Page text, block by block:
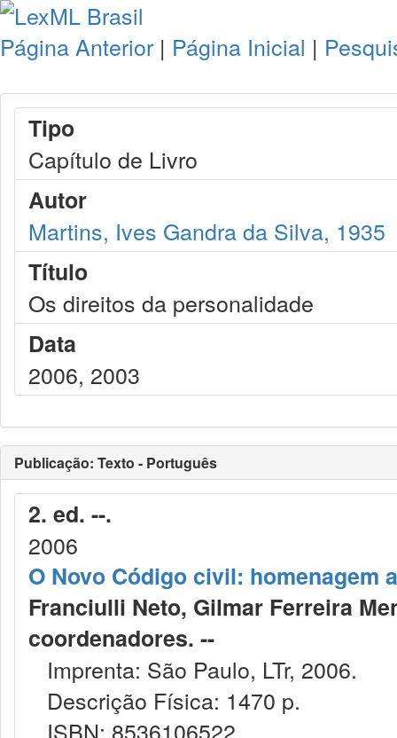
Página Anterior | Página Inicial |
Tipo
Capítulo de Livro
Autor
Martins, Ives Gandra da Silva, 1935
Título
Os direitos da personalidade
Data
2006, 2003
Publicação: Texto - Português
2. ed. --.
2006
O Novo Código civil: homenagem
Franciulli Neto, Gilmar Ferreira
coordenadores. --
Imprenta: São Paulo, LTr, 2006.
Descrição Física: 1470 p.
ISBN: 8536106522